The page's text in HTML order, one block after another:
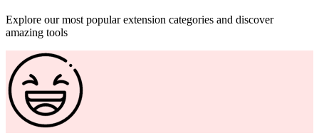
Explore our most popular extension categories and discover
amazing tools